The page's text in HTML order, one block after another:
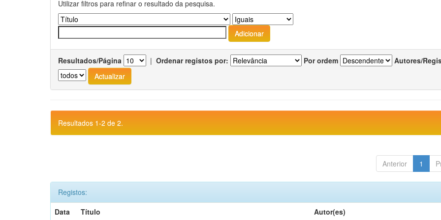
Utilizar filtros para refinar o resultado da pesquisa.
Resultados/Página | Ordenar registos por: Por ordem Autores/
Resultados 1-2 de 2.
Anterior 1
Registos:
Data
Título Autor(es)